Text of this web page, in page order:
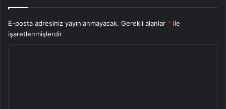
E-posta adresiniz yayınlanmayacak. Gerekli alanlar * ile
işaretlenmişlerdir